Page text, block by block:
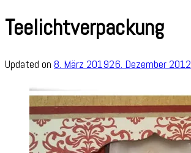
Teelichtverpackung
Updated on 8. März 201926. Dezember 2012